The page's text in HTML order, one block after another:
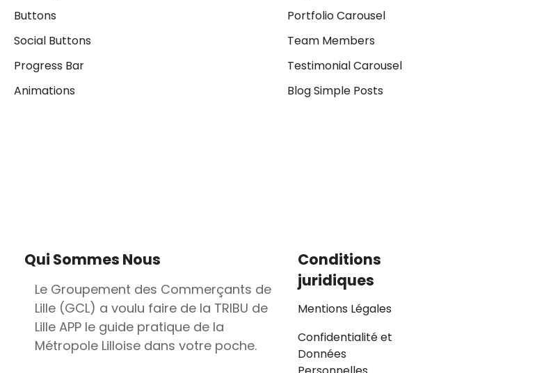
Buttons
Social Buttons
Progress Bar
Animations
Portfolio Carousel
Team Members
Testimonial Carousel
Blog Simple Posts
Qui Sommes Nous
Le Groupement des Commerçants de
Lille (GCL) a voulu faire de la TRIBU de
Lille APP le guide pratique de la
Métropole Lilloise dans votre poche.
Conditions
juridiques
Mentions Légales
Confidentialité et
Données